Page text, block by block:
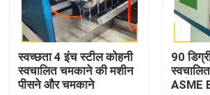
कारखाने का दौरा
गुणवत्ता नियंत्रण
स्वच्छता 4 इंच स्टील कोहनी
स्वचालित चमकाने की मशीन
पीसने और चमकाने
90
ASME